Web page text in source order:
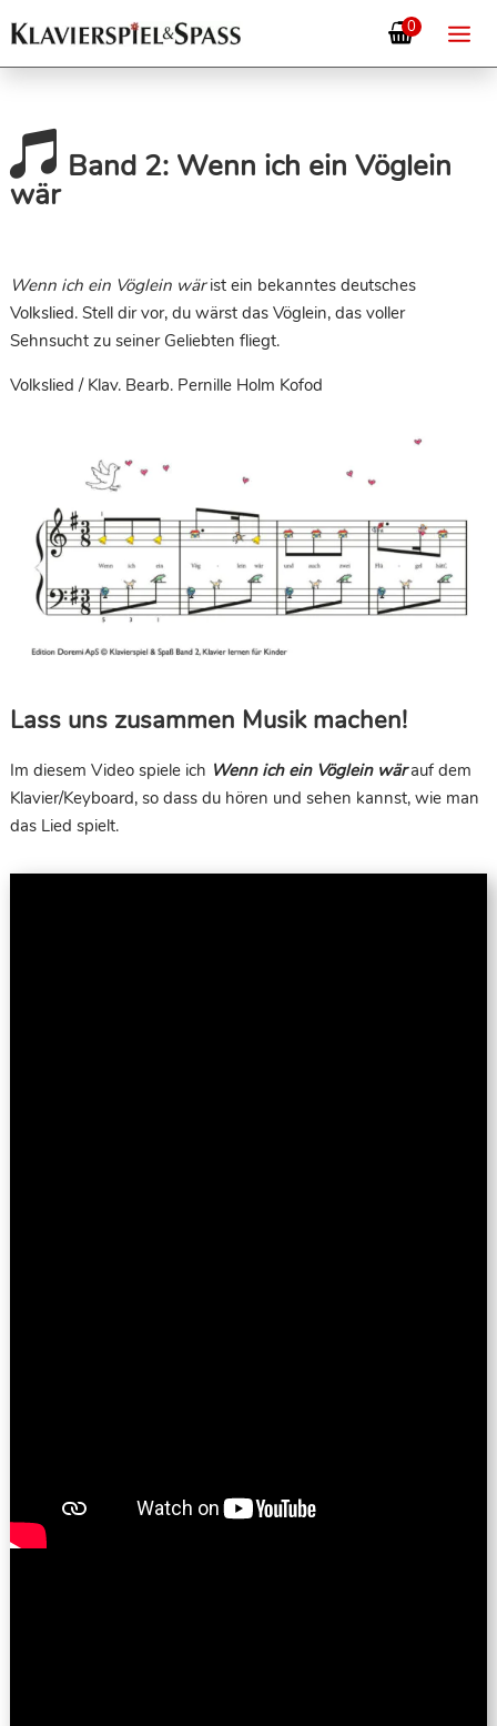
0
 Band 2: Wenn ich ein Vöglein
wär
Wenn ich ein Vöglein wärist ein bekanntes deutsches
Volkslied. Stell dir vor, du wärst das Vöglein, das voller
Sehnsucht zu seiner Geliebten fliegt.
Volkslied / Klav. Bearb. Pernille Holm Kofod
Lass uns zusammen Musik machen!
Im diesem Video spiele ich Wenn ich ein Vöglein wär auf dem
Klavier/Keyboard, so dass du hören und sehen kannst, wie man
das Lied spielt.